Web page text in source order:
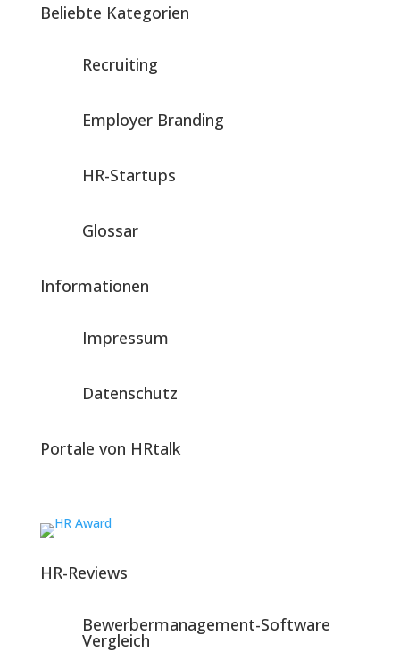
Beliebte Kategorien
Recruiting
Employer Branding
HR-Startups
Glossar
Informationen
Impressum
Datenschutz
Portale von HRtalk
HR-Reviews
Bewerbermanagement-Software
Vergleich